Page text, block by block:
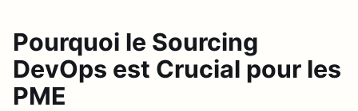
Pourquoi le Sourcing
DevOps est Crucial pour les
PME